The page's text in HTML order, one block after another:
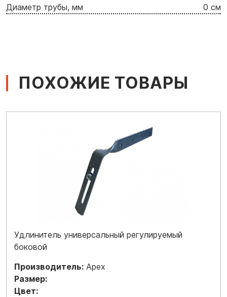
Диаметр трубы, мм 0 см
ПОХОЖИЕ ТОВАРЫ
Удлинитель универсальный регулируемый
боковой
Производитель: Apex
Размер:
Цвет: